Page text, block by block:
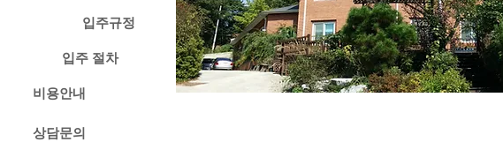
입주규정
입주 절차
비용안내
상담문의